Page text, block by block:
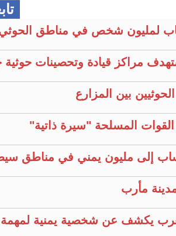
لمليون شخص في مناطق
مراكز قيادة وتحصينات حوثية
بين المزارع
القوات المسلحة "سيرة ذاتية"
إلى مليون يمني في مناطق
مأرب
يكشف عن شخصية يمنية